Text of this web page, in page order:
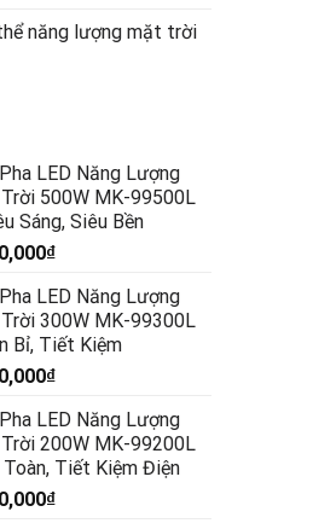
năng lượng mặt trời
LED Năng Lượng
500W MK-99500L
Sáng, Siêu Bền
₫
LED Năng Lượng
300W MK-99300L
Bỉ, Tiết Kiệm
₫
LED Năng Lượng
200W MK-99200L
Toàn, Tiết Kiệm Điện
₫